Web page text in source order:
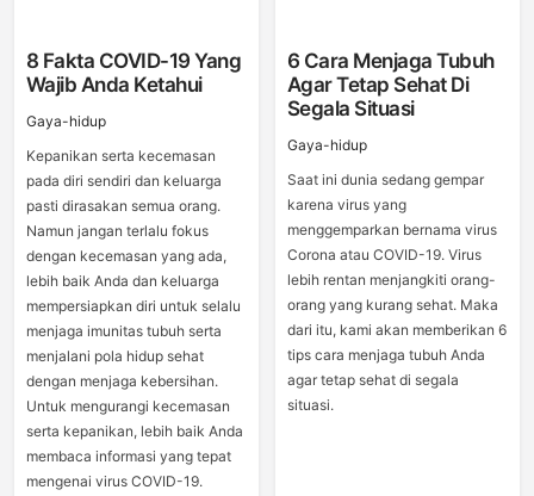
8 Fakta COVID-19 Yang
Wajib Anda Ketahui
Gaya-hidup
Kepanikan serta kecemasan
pada diri sendiri dan keluarga
pasti dirasakan semua orang.
Namun jangan terlalu fokus
dengan kecemasan yang ada,
lebih baik Anda dan keluarga
mempersiapkan diri untuk selalu
menjaga imunitas tubuh serta
menjalani pola hidup sehat
dengan menjaga kebersihan.
Untuk mengurangi kecemasan
serta kepanikan, lebih baik Anda
membaca informasi yang tepat
mengenai virus COVID-19.
6 Cara Menjaga Tubuh
Agar Tetap Sehat Di
Segala Situasi
Gaya-hidup
Saat ini dunia sedang gempar
karena virus yang
menggemparkan bernama virus
Corona atau COVID-19. Virus
lebih rentan menjangkiti orang-
orang yang kurang sehat. Maka
dari itu, kami akan memberikan 6
tips cara menjaga tubuh Anda
agar tetap sehat di segala
situasi.